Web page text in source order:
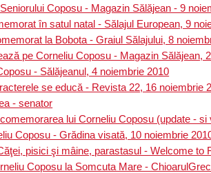
Coposu - Magazin Sălăjean - 9
în satul natal - Sălajul European, 9
la Bobota - Graiul Sălajului, 8
pe Corneliu Coposu - Magazin Sălăjean,
- Sălăjeanul, 4 noiembrie 2010
se educă - Revista 22, 16 noiembrie
- senator
lui Corneliu Coposu (update - si
Coposu - Grădina visată, 10 noiembrie
pisici şi mâine, parastasul - Welcome to
Coposu la Somcuta Mare -